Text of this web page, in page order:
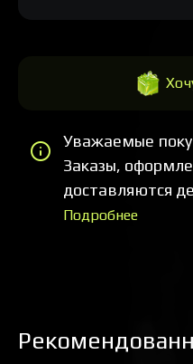
Уважаемые
Заказы,
доставляются
Подробнее